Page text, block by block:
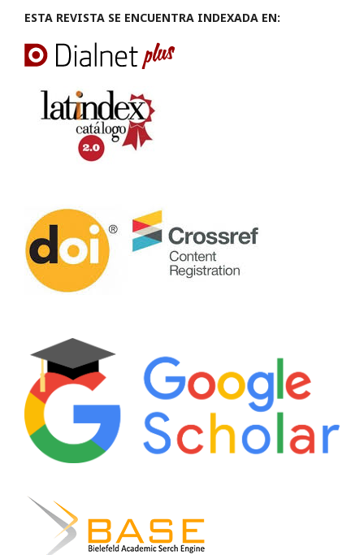
ESTA REVISTA SE ENCUENTRA INDEXADA EN: